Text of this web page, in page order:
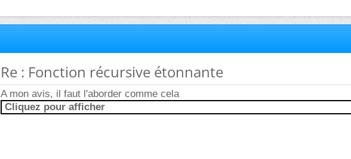
Re : Fonction récursive étonnante
A mon avis, il faut l'aborder comme cela
Cliquez pour afficher